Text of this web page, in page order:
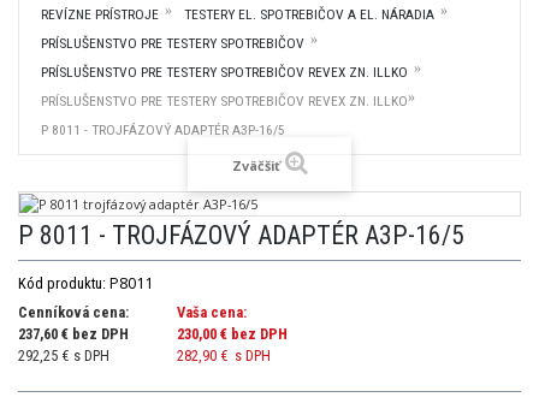
REVÍZNE PRÍSTROJE
TESTERY EL. SPOTREBIČOV A EL. NÁRADIA
PRÍSLUŠENSTVO PRE TESTERY SPOTREBIČOV
PRÍSLUŠENSTVO PRE TESTERY SPOTREBIČOV REVEX ZN. ILLKO
PRÍSLUŠENSTVO PRE TESTERY SPOTREBIČOV REVEX ZN. ILLKO
P 8011 - TROJFÁZOVÝ ADAPTÉR A3P-16/5
Zväčšiť
P 8011 - TROJFÁZOVÝ ADAPTÉR A3P-16/5
Kód produktu: P8011
Cenníková cena:
237,60 € bez DPH
292,25 € s DPH
Vaša cena:
230,00 € bez DPH
282,90 € s DPH